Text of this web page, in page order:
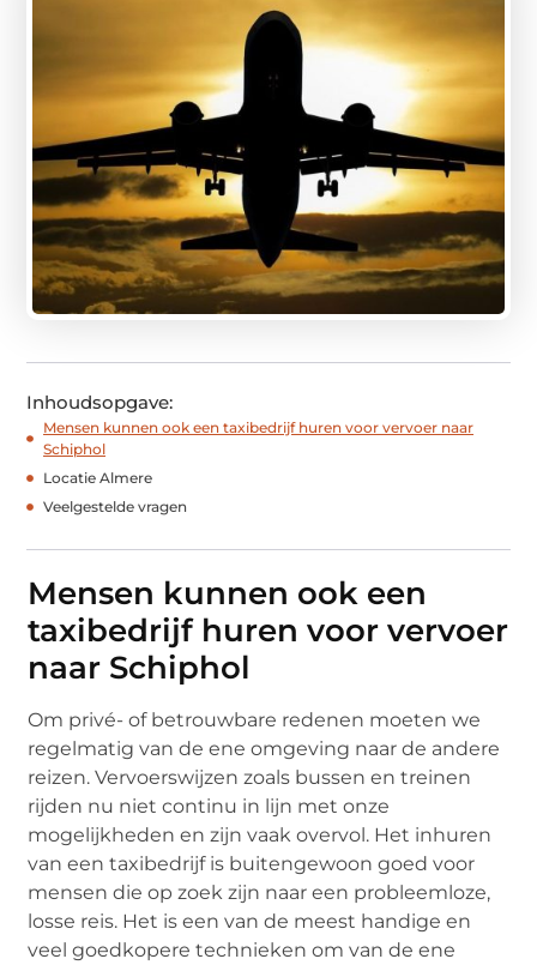
Inhoudsopgave:
Mensen kunnen ook een taxibedrijf huren voor vervoer naar
Schiphol
Locatie Almere
Veelgestelde vragen
Mensen kunnen ook een
taxibedrijf huren voor vervoer
naar Schiphol
Om privé- of betrouwbare redenen moeten we
regelmatig van de ene omgeving naar de andere
reizen. Vervoerswijzen zoals bussen en treinen
rijden nu niet continu in lijn met onze
mogelijkheden en zijn vaak overvol. Het inhuren
van een taxibedrijf is buitengewoon goed voor
mensen die op zoek zijn naar een probleemloze,
losse reis. Het is een van de meest handige en
veel goedkopere technieken om van de ene